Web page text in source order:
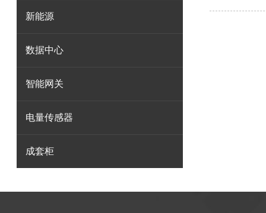
新能源
数据中心
智能网关
电量传感器
成套柜